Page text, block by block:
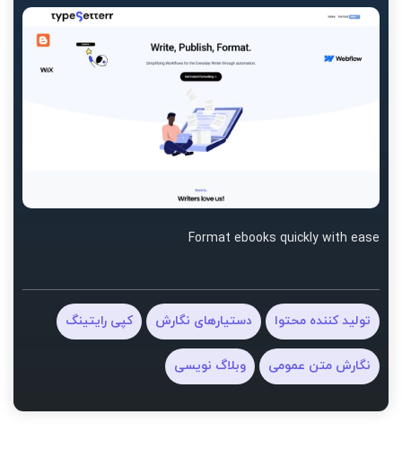
Format ebooks quickly with ease
تولید کننده محتوا دستیارهای نگارش کپی رایتینگ
نگارش متن عمومی وبلاگ نویسی